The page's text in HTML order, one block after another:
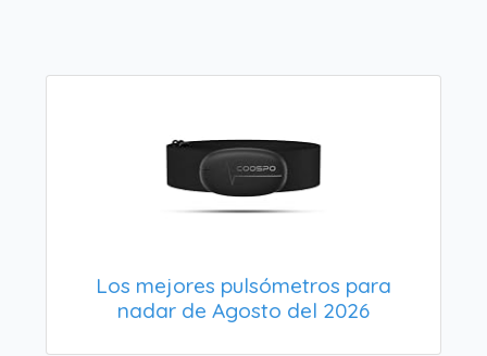
Los mejores pulsómetros para
nadar de Agosto del 2026